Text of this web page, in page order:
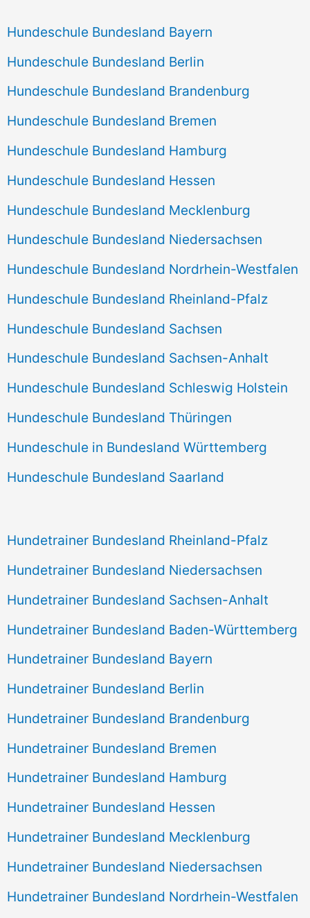
Hundeschule Bundesland Bayern
Hundeschule Bundesland Berlin
Hundeschule Bundesland Brandenburg
Hundeschule Bundesland Bremen
Hundeschule Bundesland Hamburg
Hundeschule Bundesland Hessen
Hundeschule Bundesland Mecklenburg
Hundeschule Bundesland Niedersachsen
Hundeschule Bundesland Nordrhein-Westfalen
Hundeschule Bundesland Rheinland-Pfalz
Hundeschule Bundesland Sachsen
Hundeschule Bundesland Sachsen-Anhalt
Hundeschule Bundesland Schleswig Holstein
Hundeschule Bundesland Thüringen
Hundeschule in Bundesland Württemberg
Hundeschule Bundesland Saarland
Hundetrainer Bundesland Rheinland-Pfalz
Hundetrainer Bundesland Niedersachsen
Hundetrainer Bundesland Sachsen-Anhalt
Hundetrainer Bundesland Baden-Württemberg
Hundetrainer Bundesland Bayern
Hundetrainer Bundesland Berlin
Hundetrainer Bundesland Brandenburg
Hundetrainer Bundesland Bremen
Hundetrainer Bundesland Hamburg
Hundetrainer Bundesland Hessen
Hundetrainer Bundesland Mecklenburg
Hundetrainer Bundesland Niedersachsen
Hundetrainer Bundesland Nordrhein-Westfalen